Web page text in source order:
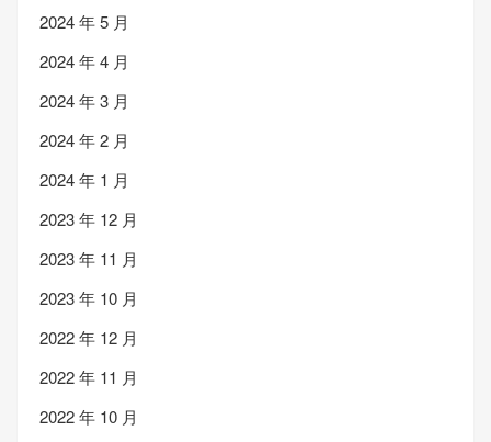
2024 年 5 月
2024 年 4 月
2024 年 3 月
2024 年 2 月
2024 年 1 月
2023 年 12 月
2023 年 11 月
2023 年 10 月
2022 年 12 月
2022 年 11 月
2022 年 10 月